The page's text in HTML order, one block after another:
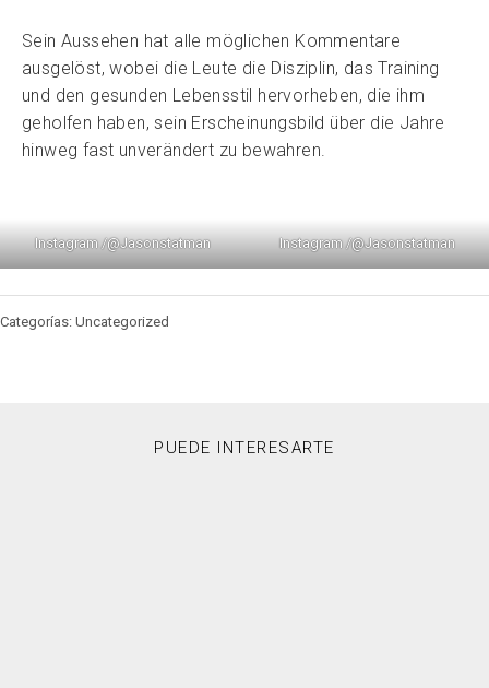
Sein Aussehen hat alle möglichen Kommentare
ausgelöst, wobei die Leute die Disziplin, das Training
und den gesunden Lebensstil hervorheben, die ihm
geholfen haben, sein Erscheinungsbild über die Jahre
hinweg fast unverändert zu bewahren.
Instagram /@Jasonstatman Instagram /@Jasonstatman
Categorías: Uncategorized
PUEDE INTERESARTE